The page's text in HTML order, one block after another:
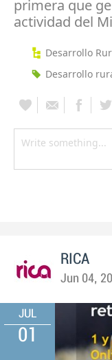
primera que
actividad del
Desarrollo
Desarrollo
RICA
Jun 04,
JUL
01